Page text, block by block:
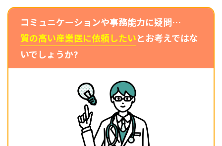
コミュニケーションや事務能力に疑問…
質の高い産業医に依頼したいとお考えではな
いでしょうか?